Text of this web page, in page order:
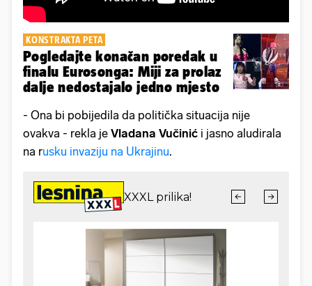
KONSTRAKTA PETA
Pogledajte konačan poredak u
finalu Eurosonga: Miji za prolaz
dalje nedostajalo jedno mjesto
- Ona bi pobijedila da politička situacija nije
ovakva - rekla je Vladana Vučinić i jasno aludirala
na rusku invaziju na Ukrajinu.